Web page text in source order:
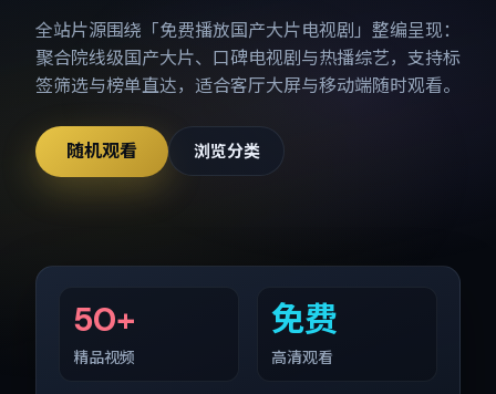
全站片源围绕「免费播放国产大片电视剧 」整编呈现：
聚合院线级国产大片、口碑电视剧与热播综艺，支持标
签筛选与榜单直达，适合客厅大屏与移动端随时观看。
随机观看 浏览分类
50+
精品视频
免费
高清观看